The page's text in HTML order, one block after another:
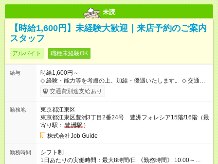
未読
【時給1,600円】未経験大歓迎｜来店予約のご案内
スタッフ
アルバイト 職種未経験OK
給与
時給1,600円～
◇ 経験・能力等を考慮の上、加給・優遇いたします。 ◇ 交通費
別途支給 【試用期間】試用期間なし
交通費別途支給あり
勤務地
東京都江東区
東京都江東区豊洲3丁目2番24号 豊洲フォレシア15階/16階（最
寄り駅： 豊洲駅 ）
株式会社Job Guide
勤務時間
シフト制
1日あたりの実働時間：最大8時間/日 《勤務時間》 10:00～